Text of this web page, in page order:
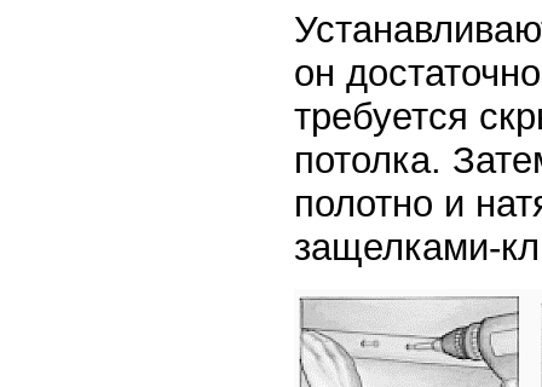
он
требуется
потолка.
полотно и
защелками-